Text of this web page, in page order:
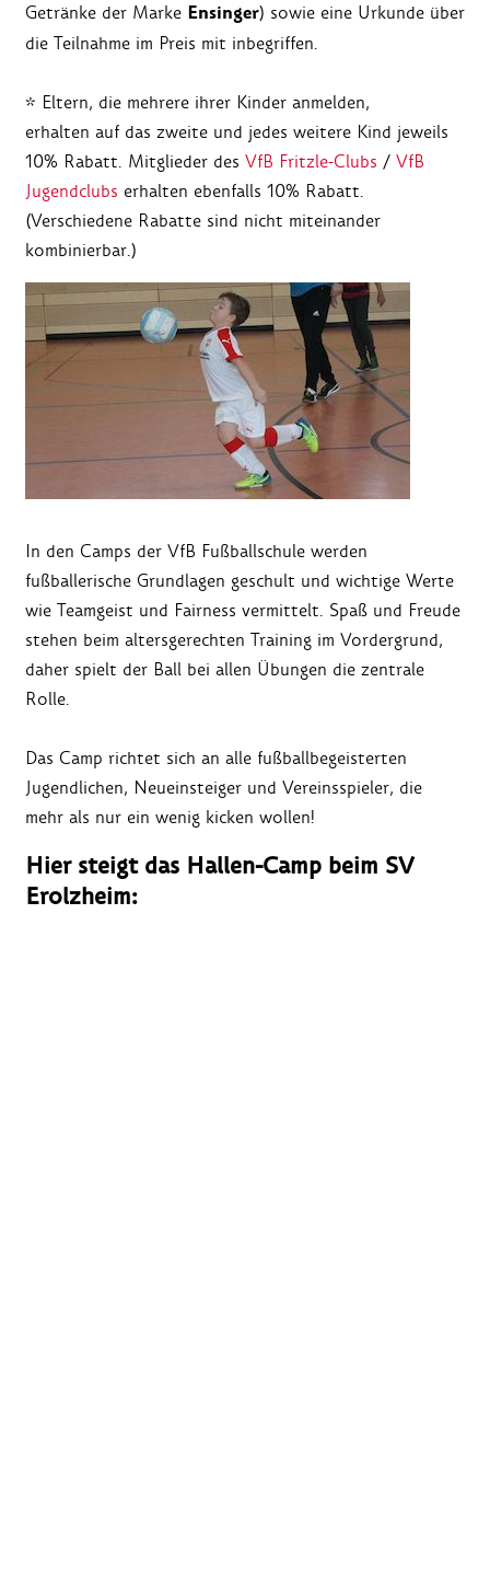
Getränke der Marke Ensinger) sowie eine Urkunde über
die Teilnahme im Preis mit inbegriffen.
* Eltern, die mehrere ihrer Kinder anmelden,
erhalten auf das zweite und jedes weitere Kind jeweils
10% Rabatt. Mitglieder des VfB Fritzle-Clubs / VfB
Jugendclubs erhalten ebenfalls 10% Rabatt.
(Verschiedene Rabatte sind nicht miteinander
kombinierbar.)
In den Camps der VfB Fußballschule werden
fußballerische Grundlagen geschult und wichtige Werte
wie Teamgeist und Fairness vermittelt. Spaß und Freude
stehen beim altersgerechten Training im Vordergrund,
daher spielt der Ball bei allen Übungen die zentrale
Rolle.
Das Camp richtet sich an alle fußballbegeisterten
Jugendlichen, Neueinsteiger und Vereinsspieler, die
mehr als nur ein wenig kicken wollen!
Hier steigt das Hallen-Camp beim SV
Erolzheim: